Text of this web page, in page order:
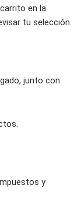
en la
tu selección.
junto con
y